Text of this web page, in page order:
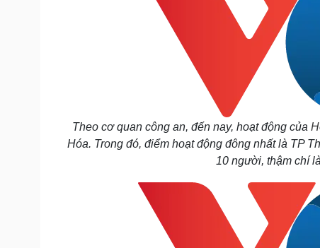
Theo cơ quan công an, đến nay, hoạt động của
Hóa. Trong đó, điểm hoạt động đông nhất là TP
10 người, thậm chí